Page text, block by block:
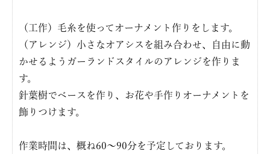
（工作）毛糸を使ってオーナメント作りをします。
（アレンジ）小さなオアシスを組み合わせ、自由に動
かせるようガーランドスタイルのアレンジを作りま
す。
針葉樹でベースを作り、お花や手作りオーナメントを
飾りつけます。
作業時間は、概ね60〜90分を予定しております。